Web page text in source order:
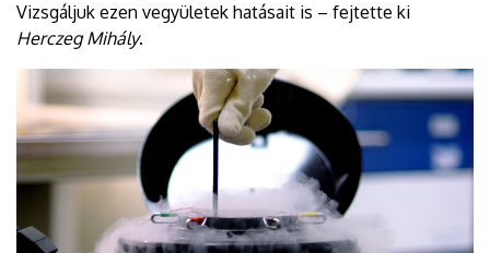
Vizsgáljuk ezen vegyületek hatásait is – fejtette ki
Herczeg Mihály.